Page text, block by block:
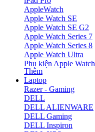
AppleWatch
Apple Watch SE
Apple Watch SE G2
Apple Watch Series 7
Apple Watch Series 8
Apple Watch Ultra
Phụ kiện Apple Watch
Thêm
Laptop
Razer - Gaming
DELL
DELL ALIENWARE
DELL Gaming
DELL Inspiron